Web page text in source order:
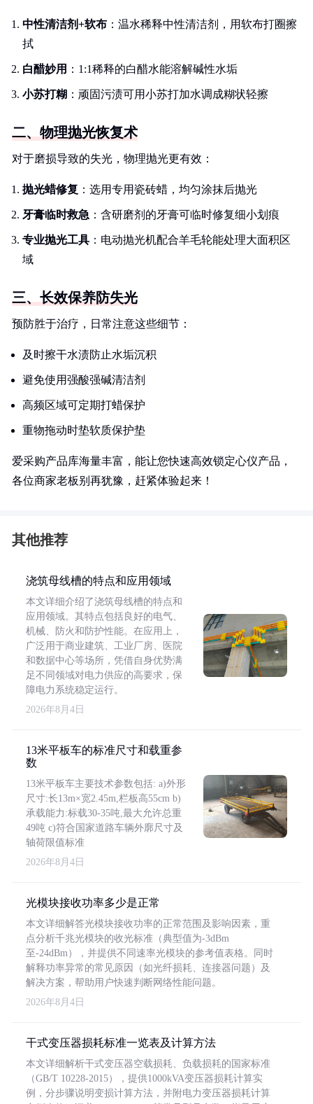
中性清洁剂+软布 ：温水稀释中性清洁剂，用软布打圈擦
拭
白醋妙用 ：1:1稀释的白醋水能溶解碱性水垢
小苏打糊 ：顽固污渍可用小苏打加水调成糊状轻擦
二、物理抛光恢复术
对于磨损导致的失光，物理抛光更有效：
抛光蜡修复 ：选用专用瓷砖蜡，均匀涂抹后抛光
牙膏临时救急 ：含研磨剂的牙膏可临时修复细小划痕
专业抛光工具 ：电动抛光机配合羊毛轮能处理大面积区
域
三、长效保养防失光
预防胜于治疗，日常注意这些细节：
及时擦干水渍防止水垢沉积
避免使用强酸强碱清洁剂
高频区域可定期打蜡保护
重物拖动时垫软质保护垫
爱采购产品库海量丰富，能让您快速高效锁定心仪产品，
各位商家老板别再犹豫，赶紧体验起来！
其他推荐
浇筑母线槽的特点和应用领域
本文详细介绍了浇筑母线槽的特点和
应用领域。其特点包括良好的电气、
机械、防火和防护性能。在应用上，
广泛用于商业建筑、工业厂房、医院
和数据中心等场所，凭借自身优势满
足不同领域对电力供应的高要求，保
障电力系统稳定运行。
2026年8月4日
13米平板车的标准尺寸和载重参
数
13米平板车主要技术参数包括: a)外形
尺寸:长13m×宽2.45m,栏板高55cm b)
承载能力:标载30-35吨,最大允许总重
49吨 c)符合国家道路车辆外廓尺寸及
轴荷限值标准
2026年8月4日
光模块接收功率多少是正常
本文详细解答光模块接收功率的正常范围及影响因素，重
点分析千兆光模块的收光标准（典型值为-3dBm
至-24dBm），并提供不同速率光模块的参考值表格。同时
解释功率异常的常见原因（如光纤损耗、连接器问题）及
解决方案，帮助用户快速判断网络性能问题。
2026年8月4日
干式变压器损耗标准一览表及计算方法
本文详细解析干式变压器空载损耗、负载损耗的国家标准
（GB/T 10228-2015），提供1000kVA变压器损耗计算实
例，分步骤说明变损计算方法，并附电力变压器损耗计算